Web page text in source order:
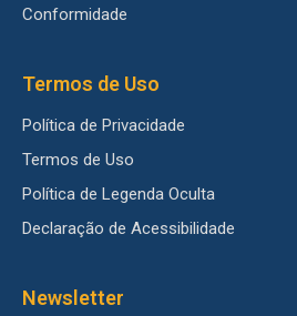
Conformidade
Termos de Uso
Política de Privacidade
Termos de Uso
Política de Legenda Oculta
Declaração de Acessibilidade
Newsletter